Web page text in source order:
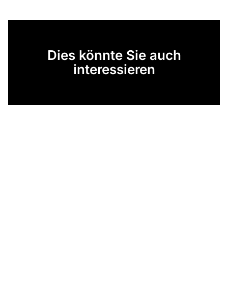
Dies könnte Sie auch
interessieren